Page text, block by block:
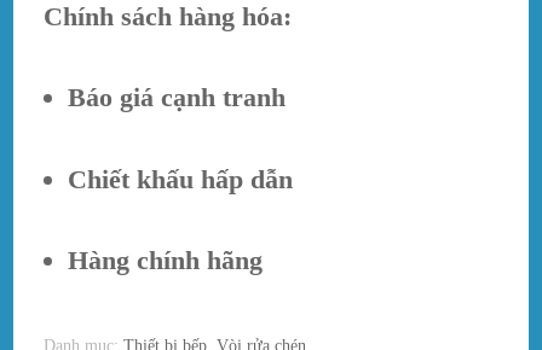
Chính sách hàng hóa:
Báo giá cạnh tranh
Chiết khấu hấp dẫn
Hàng chính hãng
Danh mục:Thiết bị bếp ,Vòi rửa chén